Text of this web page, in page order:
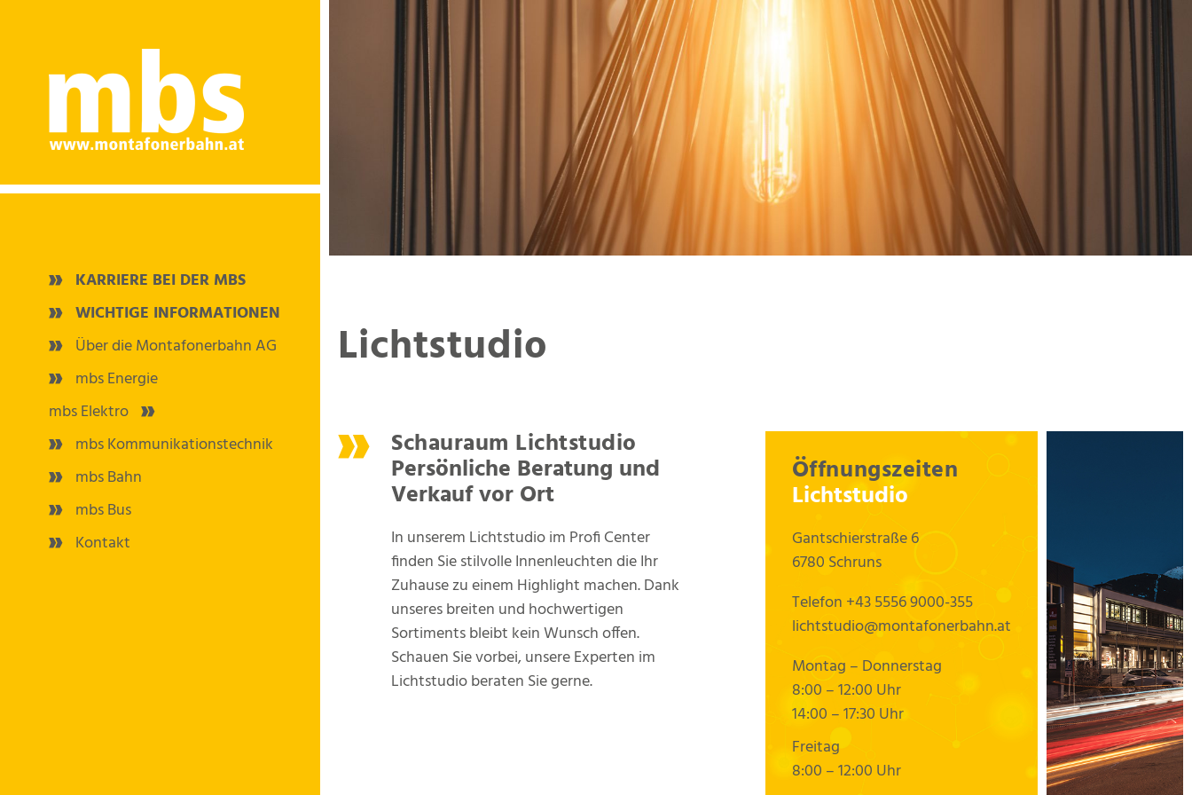
KARRIERE BEI DER MBS
WICHTIGE INFORMATIONEN
Über die Montafonerbahn AG
mbs Energie
mbs Elektro
mbs Kommunikationstechnik
mbs Bahn
mbs Bus
Kontakt
Lichtstudio
Schauraum Lichtstudio
Persönliche Beratung und
Verkauf vor Ort
In unserem Lichtstudio im Profi Center
finden Sie stilvolle Innenleuchten die Ihr
Zuhause zu einem Highlight machen. Dank
unseres breiten und hochwertigen
Sortiments bleibt kein Wunsch offen.
Schauen Sie vorbei, unsere Experten im
Lichtstudio beraten Sie gerne.
Öffnungszeiten
Lichtstudio
Gantschierstraße 6
6780 Schruns
Telefon +43 5556 9000-355
lichtstudio@montafonerbahn.at
Montag – Donnerstag
8:00 – 12:00 Uhr
14:00 – 17:30 Uhr
Freitag
8:00 – 12:00 Uhr